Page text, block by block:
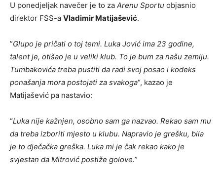
U ponedjeljak navečer je to za Arenu Sportu objasnio
direktor FSS-a Vladimir Matijašević.
”Glupo je pričati o toj temi. Luka Jović ima 23 godine,
talent je, otišao je u veliki klub. To je bum za našu zemlju.
Tumbakovića treba pustiti da radi svoj posao i kodeks
ponašanja mora postojati za svakoga“, kazao je
Matijašević pa nastavio:
“Luka nije kažnjen, osobno sam ga nazvao. Rekao sam mu
da treba izboriti mjesto u klubu. Napravio je grešku, bila
je to dječačka greška. Luka mi je čak rekao kako je
svjestan da Mitrović postiže golove.”